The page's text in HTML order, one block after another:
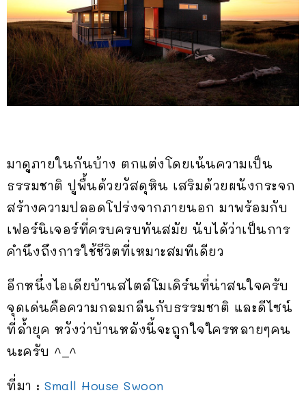
มาดูภายในกันบ้าง ตกแต่งโดยเน้นความเป็น
ธรรมชาติ ปูพื้นด้วยวัสดุหิน เสริมด้วยผนังกระจก
สร้างความปลอดโปร่งจากภายนอก มาพร้อมกับ
เฟอร์นิเจอร์ที่ครบครบทันสมัย นับได้ว่าเป็นการ
คำนึงถึงการใช้ชีวิตที่เหมาะสมทีเดียว
อีกหนึ่งไอเดียบ้านสไตล์โมเดิร์นที่น่าสนใจครับ
จุดเด่นคือความกลมกลืนกับธรรมชาติ และดีไซน์
ที่ล้ำยุค หวังว่าบ้านหลังนี้จะถูกใจใครหลายๆคน
นะครับ ^_^
ที่มา : Small House Swoon